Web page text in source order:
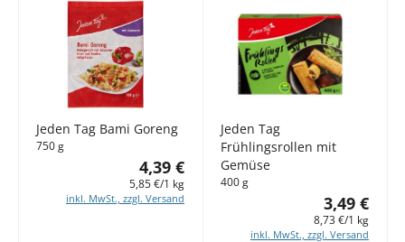
Jeden Tag Bami Goreng
750 g
4,39 €
5,85 €/1 kg
inkl. MwSt., zzgl. Versand
Jeden Tag
Frühlingsrollen mit
Gemüse
400 g
3,49 €
8,73 €/1 kg
inkl. MwSt., zzgl. Versand